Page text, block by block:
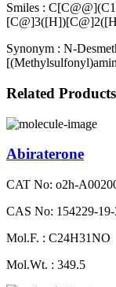
Smiles :
Synonym : N-
Related Products
Abiraterone
CAT No: o2h-
CAS No: 154229-
Mol.F. : C24H31NO
Mol.Wt. : 349.5